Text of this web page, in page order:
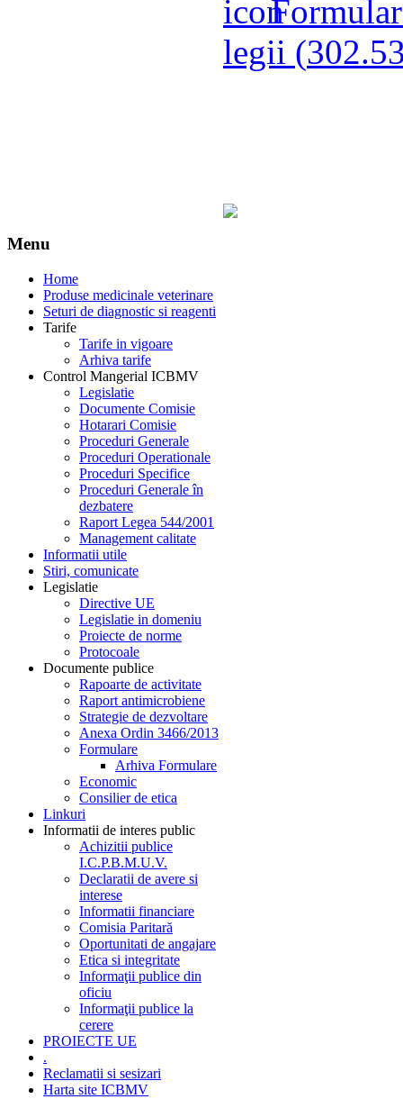
legii (
Menu
Home
Produse medicinale veterinare
Seturi de diagnostic si reagenti
Tarife
Tarife in vigoare
Arhiva tarife
Control Mangerial ICBMV
Legislatie
Documente Comisie
Hotarari Comisie
Proceduri Generale
Proceduri Operationale
Proceduri Specifice
Proceduri Generale în
dezbatere
Raport Legea 544/2001
Management calitate
Informatii utile
Stiri, comunicate
Legislatie
Directive UE
Legislatie in domeniu
Proiecte de norme
Protocoale
Documente publice
Rapoarte de activitate
Raport antimicrobiene
Strategie de dezvoltare
Anexa Ordin 3466/2013
Formulare
Arhiva Formulare
Economic
Consilier de etica
Linkuri
Informatii de interes public
Achizitii publice
I.C.P.B.M.U.V.
Declaratii de avere si
interese
Informatii financiare
Comisia Paritară
Oportunitati de angajare
Etica si integritate
Informaţii publice din
oficiu
Informaţii publice la
cerere
PROIECTE UE
.
Reclamatii si sesizari
Harta site ICBMV